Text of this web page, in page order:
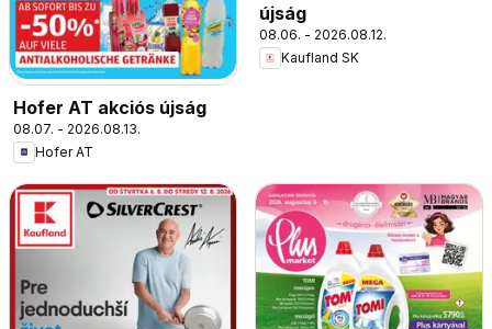
Hofer AT akciós újság
08.07. - 2026.08.13.
Hofer AT
újság
08.06. - 2026.08.12.
Kaufland SK